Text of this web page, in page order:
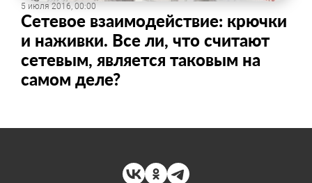
5 июля 2016, 00:00
Сетевое взаимодействие: крючки
и наживки. Все ли, что считают
сетевым, является таковым на
самом деле?